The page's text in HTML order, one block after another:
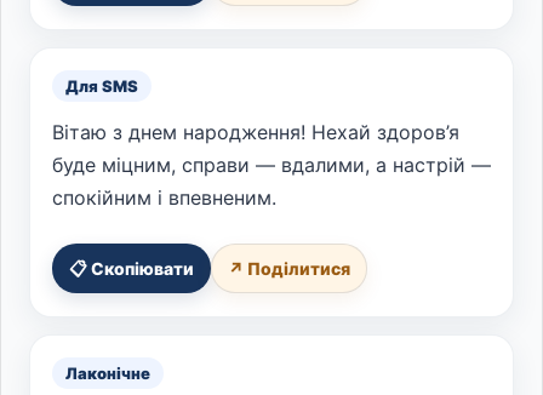
Для SMS
Вітаю з днем народження! Нехай здоров’я
буде міцним, справи — вдалими, а настрій —
спокійним і впевненим.
📋 Скопіювати ↗ Поділитися
Лаконічне